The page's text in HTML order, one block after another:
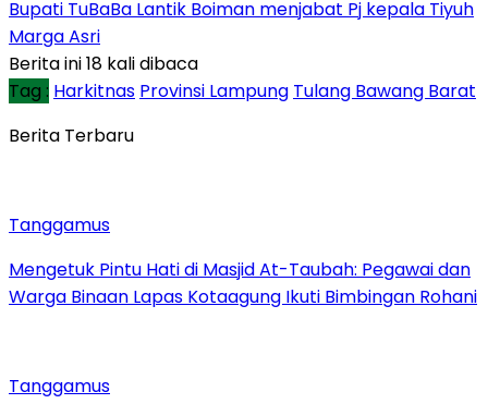
Bupati TuBaBa Lantik Boiman menjabat Pj kepala Tiyuh
Marga Asri
Berita ini 18 kali dibaca
Tag : Harkitnas Provinsi Lampung Tulang Bawang Barat
Berita Terbaru
Tanggamus
Mengetuk Pintu Hati di Masjid At-Taubah: Pegawai dan
Warga Binaan Lapas Kotaagung Ikuti Bimbingan Rohani
Tanggamus